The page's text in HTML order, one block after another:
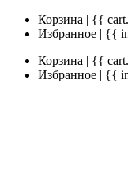
Корзина | {{
Избранное | {{
Корзина | {{
Избранное | {{